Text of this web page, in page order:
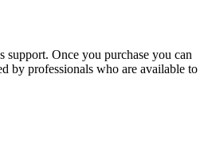
support. Once you purchase you can
by professionals who are available to